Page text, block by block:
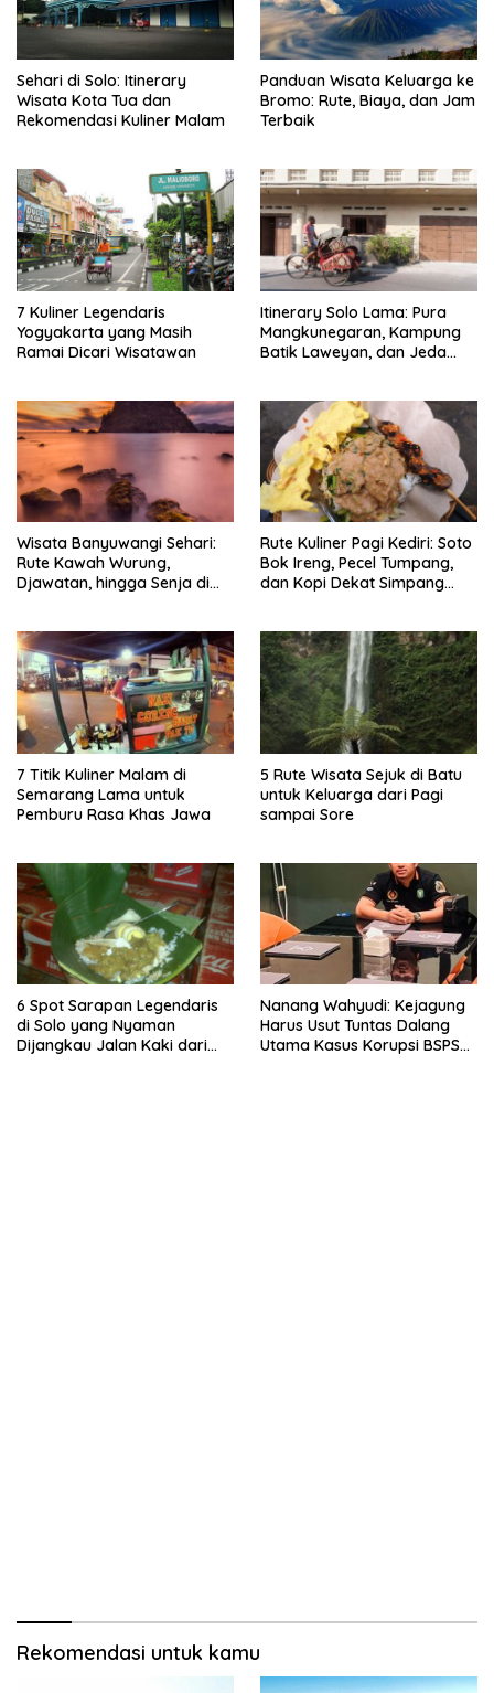
Sehari di Solo: Itinerary
Wisata Kota Tua dan
Rekomendasi Kuliner Malam
Panduan Wisata Keluarga ke
Bromo: Rute, Biaya, dan Jam
Terbaik
7 Kuliner Legendaris
Yogyakarta yang Masih
Ramai Dicari Wisatawan
Itinerary Solo Lama: Pura
Mangkunegaran, Kampung
Batik Laweyan, dan Jeda
Wisata Banyuwangi Sehari:
Rute Kawah Wurung,
Djawatan, hingga Senja di
Rute Kuliner Pagi Kediri: Soto
Bok Ireng, Pecel Tumpang,
dan Kopi Dekat Simpang
7 Titik Kuliner Malam di
Semarang Lama untuk
Pemburu Rasa Khas Jawa
5 Rute Wisata Sejuk di Batu
untuk Keluarga dari Pagi
sampai Sore
6 Spot Sarapan Legendaris
di Solo yang Nyaman
Dijangkau Jalan Kaki dari
Nanang Wahyudi: Kejagung
Harus Usut Tuntas Dalang
Utama Kasus Korupsi BSPS
Rekomendasi untuk kamu